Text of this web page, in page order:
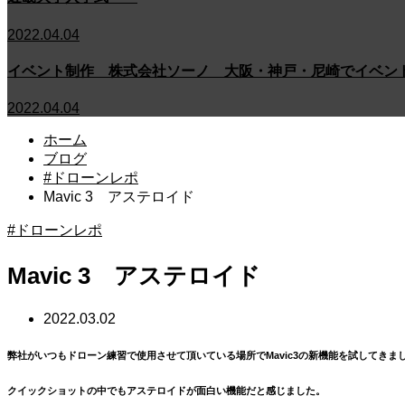
2022.04.04
イベント制作 株式会社ソーノ 大阪・神戸・尼崎でイベン
2022.04.04
ホーム
ブログ
#ドローンレポ
Mavic 3 アステロイド
#ドローンレポ
Mavic 3 アステロイド
2022.03.02
弊社がいつもドローン練習で使用させて頂いている場所でMavic3の新機能を試してきまし
クイックショットの中でもアステロイドが面白い機能だと感じました。